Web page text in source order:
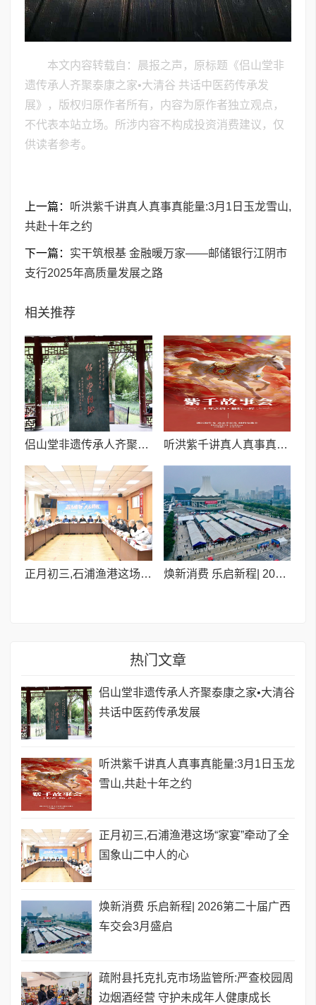
本文内容转载自：晨报之声，原标题《侣山堂非
遗传承人齐聚泰康之家•大清谷 共话中医药传承发
展》，版权归原作者所有，内容为原作者独立观点，
不代表本站立场。所涉内容不构成投资消费建议，仅
供读者参考。
上一篇：
听洪紫千讲真人真事真能量:3月1日玉龙雪山,
共赴十年之约
下一篇： 实干筑根基 金融暖万家——邮储银行江阴市
支行2025年高质量发展之路
相关推荐
侣山堂非遗传承人齐聚泰康之家•大清谷 共话中医药传承发展 听洪紫千讲真人真事真能量:3月1日玉龙雪山,共赴十年之约
正月初三,石浦渔港这场“家宴”牵动了全国象山二中人的心 焕新消费 乐启新程| 2026第二十届广西车交会3月盛启
热门文章
侣山堂非遗传承人齐聚泰康之家•大清谷
共话中医药传承发展
听洪紫千讲真人真事真能量:3月1日玉龙
雪山,共赴十年之约
正月初三,石浦渔港这场“家宴”牵动了全
国象山二中人的心
焕新消费 乐启新程| 2026第二十届广西
车交会3月盛启
疏附县托克扎克市场监管所:严查校园周
边烟酒经营 守护未成年人健康成长